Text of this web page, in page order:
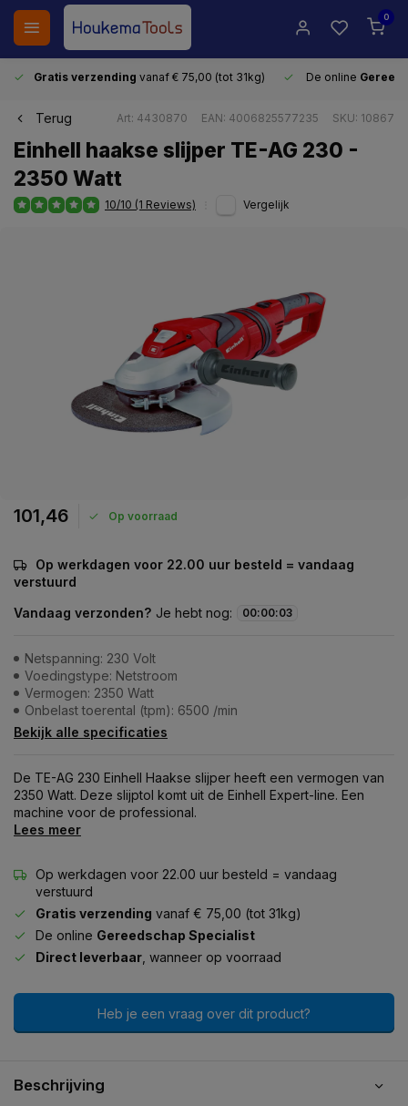
0
Gratis verzending vanaf € 75,00 (tot 31kg) De online
Terug Art: 4430870 EAN: 4006825577235 SKU: 10867
Einhell haakse slijper TE-AG 230 -
2350 Watt
10/10 (1 Reviews) Vergelijk
101,46 Op voorraad
Op werkdagen voor 22.00 uur besteld = vandaag
verstuurd
Vandaag verzonden? Je hebt nog: 00:00:03
Netspanning: 230 Volt
Voedingstype: Netstroom
Vermogen: 2350 Watt
Onbelast toerental (tpm): 6500 /min
Bekijk alle specificaties
De TE-AG 230 Einhell Haakse slijper heeft een vermogen van
2350 Watt. Deze slijptol komt uit de Einhell Expert-line. Een
machine voor de professional.
Lees meer
Op werkdagen voor 22.00 uur besteld = vandaag
verstuurd
Gratis verzending vanaf € 75,00 (tot 31kg)
De online Gereedschap Specialist
Direct leverbaar , wanneer op voorraad
Heb je een vraag over dit product?
Beschrijving